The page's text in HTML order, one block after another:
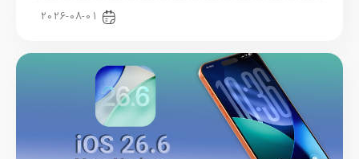
2026-08-01